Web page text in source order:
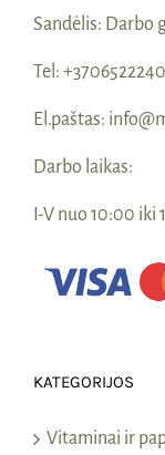
Sandėlis: Darbo
Tel:
El.paštas:
Darbo laikas:
I-V nuo 10:00 iki
KATEGORIJOS
Vitaminai ir